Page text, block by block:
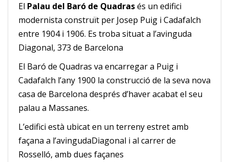
El Palau del Baró de Quadrasés un edifici
modernista construït per Josep Puig i Cadafalch
entre 1904 i 1906. Es troba situat a l’avinguda
Diagonal, 373 de Barcelona
El Baró de Quadras va encarregar a Puig i
Cadafalch l’any 1900 la construcció de la seva nova
casa de Barcelona després d’haver acabat el seu
palau a Massanes.
L’edifici està ubicat en un terreny estret amb
façana a l’avingudaDiagonal i al carrer de
Rosselló, amb dues façanes